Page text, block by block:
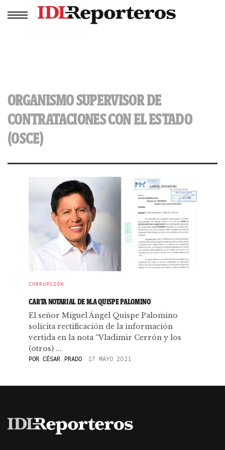
ORGANISMO SUPERVISOR DE
CONTRATACIONES CON EL ESTADO
(OSCE)
CORRUPCIÓN
CARTA NOTARIAL DE M.A QUISPE PALOMINO
El señor Miguel Ángel Quispe Palomino
solicita rectificación de la información
vertida en la nota “Vladimir Cerrón y los
(otros) ...
PORCÉSAR PRADO 17 MAYO 2021